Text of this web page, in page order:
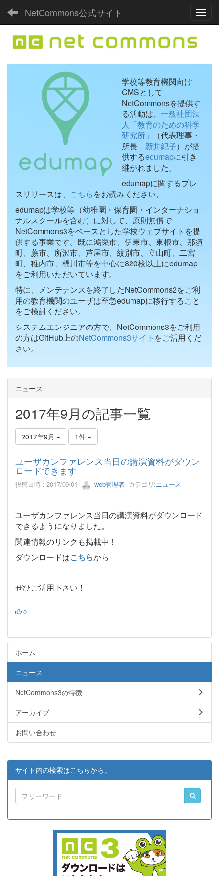
NetCommons公式サイト
学校等教育機関向け
CMSとして
NetCommonsを提供す
る活動は、 一般社団法
人「教育のための科学
研究所」
（代表理事・
所長 新井紀子）が提
供するedumapに引き
継がれました。
edumapに関するプレ
スリリースは、 こちらをお読みください。
edumapは学校等（幼稚園・保育園・インターナショ
ナルスクールを含む）に対して、原則無償で
NetCommons3をベースとした学校ウェブサイトを提
供する事業です。既に鴻巣市、伊東市、東根市、那須
町、蕨市、所沢市、芦屋市、紋別市、立山町、二宮
町、稚内市、桶川市等を中心に820校以上にedumap
をご利用いただいています。
特に、メンテナンスを終了したNetCommons2をご利
用の教育機関のユーザは至急edumapに移行すること
をご検討ください。
システムエンジニアの方で、NetCommons3をご利用
の方はGitHub上のNetCommons3サイト をご活用くだ
さい。
ニュース
2017年9月の記事一覧
2017年9月 1件
ユーザカンファレンス当日の講演資料がダウン
ロードできます
投稿日時 : 2017/09/01 web管理者 カテゴリ:ニュース
ユーザカンファレンス当日の講演資料がダウンロード
できるようになりました。
関連情報のリンクも掲載中！
ダウンロードはこちらから
ぜひご活用下さい！
0
ホーム
ニュース
NetCommons3の特徴
アーカイブ
お問い合わせ
サイト内の検索はこちらから。